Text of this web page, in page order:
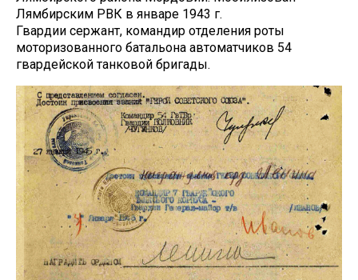
Лямбирским РВК в январе 1943 г.
Гвардии сержант, командир отделения роты
моторизованного батальона автоматчиков 54
гвардейской танковой бригады.